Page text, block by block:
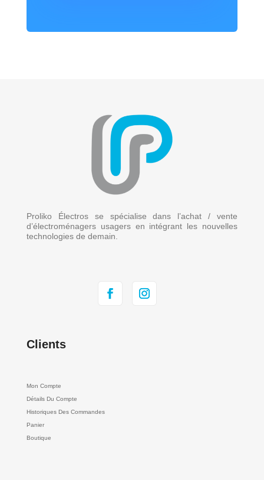
Proliko Électros se spécialise dans l’achat / vente
d’électroménagers usagers en intégrant les nouvelles
technologies de demain.
Clients
Mon Compte
Détails Du Compte
Historiques Des Commandes
Panier
Boutique